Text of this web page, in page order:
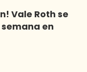
Vale Roth se
en